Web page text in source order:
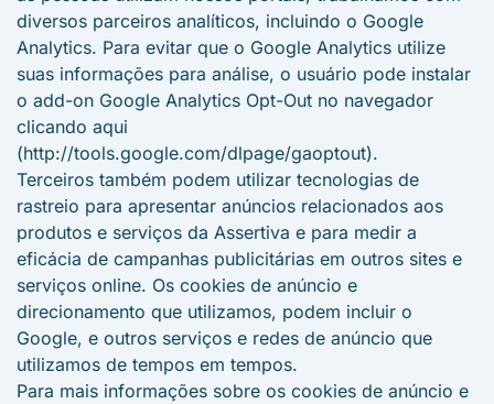
diversos parceiros analíticos, incluindo o Google
Analytics. Para evitar que o Google Analytics utilize
suas informações para análise, o usuário pode instalar
o add-on Google Analytics Opt-Out no navegador
clicando aqui
(http://tools.google.com/dlpage/gaoptout).
Terceiros também podem utilizar tecnologias de
rastreio para apresentar anúncios relacionados aos
produtos e serviços da Assertiva e para medir a
eficácia de campanhas publicitárias em outros sites e
serviços online. Os cookies de anúncio e
direcionamento que utilizamos, podem incluir o
Google, e outros serviços e redes de anúncio que
utilizamos de tempos em tempos.
Para mais informações sobre os cookies de anúncio e